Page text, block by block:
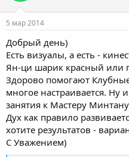
5 мар 2014
Добрый день)
Есть визуалы, а есть -
Ян-ци шарик красный или
Здорово помогают
многое настраивается. Ну
занятия к Мастеру
Дух как правило
хотите результатов -
С Уважением)